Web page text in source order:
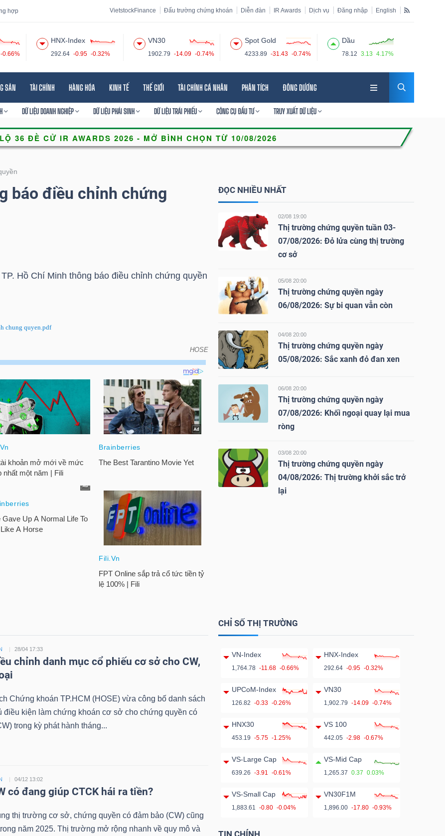
hợp VietstockFinance Đấu trường chứng khoán Diễn đàn IR Awards Dịch vụ Đăng nhập English
-0.66%
HNX-Index
292.64 -0.95 -0.32%
VN30
1902.79 -14.09 -0.74%
Spot Gold
4233.89 -31.43 -0.74%
Dầu
78.12 3.13 4.17%
SẢN TÀI CHÍNH HÀNG HÓA KINH TẾ THẾ GIỚI TÀI CHÍNH CÁ NHÂN PHÂN TÍCH ĐÔNG DƯƠNG
DỮ LIỆU DOANH NGHIỆP DỮ LIỆU PHÁI SINH DỮ LIỆU TRÁI PHIẾU CÔNG CỤ ĐẦU TƯ TRUY XUẤT DỮ LIỆU
báo điều chỉnh chứng
Hồ Chí Minh thông báo điều chỉnh chứng quyền
chung quyen.pdf
HOSE
chứng quyền
ĐỌC NHIỀU NHẤT
02/08 19:00
Thị trường chứng quyền tuần 03-
07/08/2026: Đỏ lửa cùng thị trường
cơ sở
05/08 20:00
Thị trường chứng quyền ngày
06/08/2026: Sự bi quan vẫn còn
04/08 20:00
Thị trường chứng quyền ngày
05/08/2026: Sắc xanh đỏ đan xen
06/08 20:00
Thị trường chứng quyền ngày
07/08/2026: Khối ngoại quay lại mua
ròng
03/08 20:00
Thị trường chứng quyền ngày
04/08/2026: Thị trường khởi sắc trở
lại
28/04 17:33
chỉnh danh mục cổ phiếu cơ sở cho CW,
Chứng khoán TP.HCM (HOSE) vừa công bố danh sách
điều kiện làm chứng khoán cơ sở cho chứng quyền có
trong kỳ phát hành tháng...
04/12 13:02
có đang giúp CTCK hái ra tiền?
thị trường cơ sở, chứng quyền có đảm bảo (CW) cũng
năm 2025. Thị trường mở rộng nhanh về quy mô và
CHỈ SỐ THỊ TRƯỜNG
VN-Index
1,764.78 -11.68 -0.66%
HNX-Index
292.64 -0.95 -0.32%
UPCoM-Index
126.82 -0.33 -0.26%
VN30
1,902.79 -14.09 -0.74%
HNX30
453.19 -5.75 -1.25%
VS 100
442.05 -2.98 -0.67%
VS-Large Cap
639.26 -3.91 -0.61%
VS-Mid Cap
1,265.37 0.37 0.03%
VS-Small Cap
1,883.61 -0.80 -0.04%
VN30F1M
1,896.00 -17.80 -0.93%